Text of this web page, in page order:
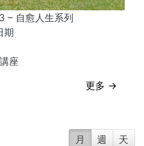
– 自愈人生系列
期
座
更多 →
月 週 天